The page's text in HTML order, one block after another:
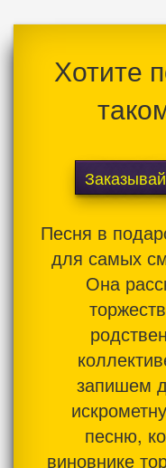
Хотите
Песня в
для самых
Она
запишем
песню,
виновнике